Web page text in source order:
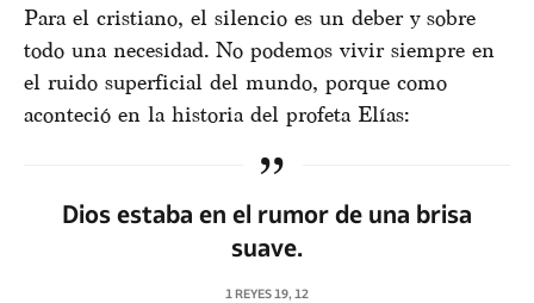
Para el cristiano, el silencio es un deber y sobre
todo una necesidad. No podemos vivir siempre en
el ruido superficial del mundo, porque como
aconteció en la historia del profeta Elías:
Dios estaba en el rumor de una brisa
suave.
1 REYES 19, 12